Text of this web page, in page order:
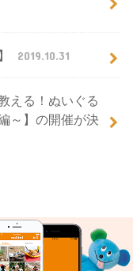
2019.10.31
える！ぬいぐる
～】の開催が決